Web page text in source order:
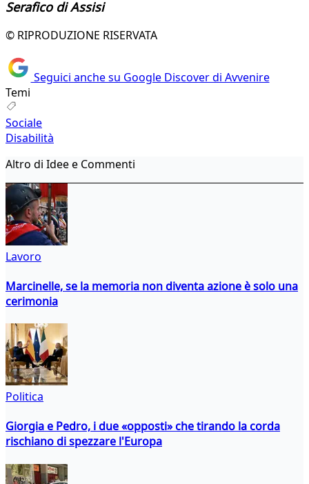
Serafico di Assisi
© RIPRODUZIONE RISERVATA
Seguici anche su Google Discover di Avvenire
Temi
Sociale
Disabilità
Altro di Idee e Commenti
Lavoro
Marcinelle, se la memoria non diventa azione è solo una
cerimonia
Politica
Giorgia e Pedro, i due «opposti» che tirando la corda
rischiano di spezzare l'Europa